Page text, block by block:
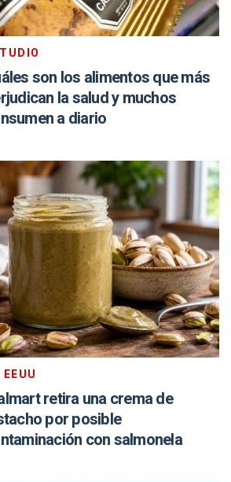
son los alimentos que más
la salud y muchos
a diario
EEUU
retira una crema de
por posible
con salmonela